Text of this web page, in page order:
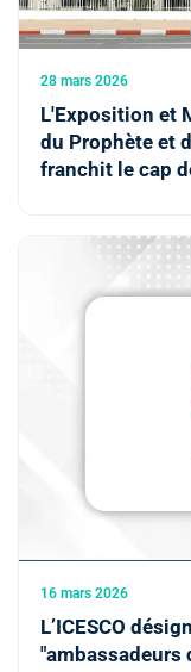
28 mars 2026
L'Exposition et
du Prophète et
franchit le cap
16 mars 2026
L’ICESCO
"ambassadeurs